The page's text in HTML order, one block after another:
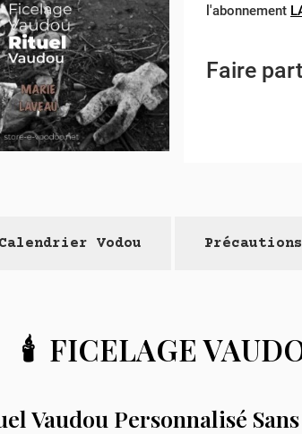
l'abonnement
Faire
Calendrier Vodou
🕯️ FICELAGE
Vaudou Personnalisé